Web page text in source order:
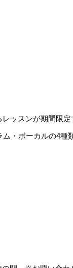
ッスンが期間限定
・ボーカルの4種